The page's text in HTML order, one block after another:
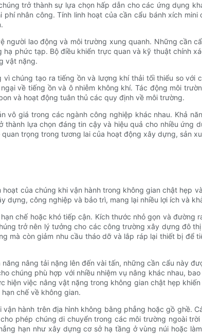
trở thành sự lựa chọn hấp dẫn cho các ứng dụng
nhân công. Tính linh hoạt của cần cẩu bánh xích mini
người lao động và môi trường xung quanh. Những cần
phức tạp. Bộ điều khiển trực quan và kỹ thuật chính
vật nặng.
chúng tạo ra tiếng ồn và lượng khí thải tối thiểu so với
về tiếng ồn và ô nhiễm không khí. Tác động môi
và hoạt động tuân thủ các quy định về môi trường.
vô giá trong các ngành công nghiệp khác nhau. Khả
lựa chọn đáng tin cậy và hiệu quả cho nhiều ứng
trọng trong tương lai của hoạt động xây dựng, sản
của chúng khi vận hành trong không gian chật hẹp
công nghiệp và bảo trì, mang lại nhiều lợi ích và
chế hoặc khó tiếp cận. Kích thước nhỏ gọn và đường
trở nên lý tưởng cho các công trường xây dựng đô
mà còn giảm nhu cầu tháo dỡ và lắp ráp lại thiết bị để
nâng tải nặng lên đến vài tấn, những cần cẩu này
chúng phù hợp với nhiều nhiệm vụ nâng khác nhau,
việc nâng vật nặng trong không gian chật hẹp
chế về không gian.
hành trên địa hình không bằng phẳng hoặc gồ ghề.
phép chúng di chuyển trong các môi trường ngoài
hạn như xây dựng cơ sở hạ tầng ở vùng núi hoặc